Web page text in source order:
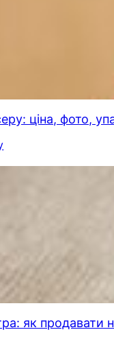
ціна, фото,
як продавати